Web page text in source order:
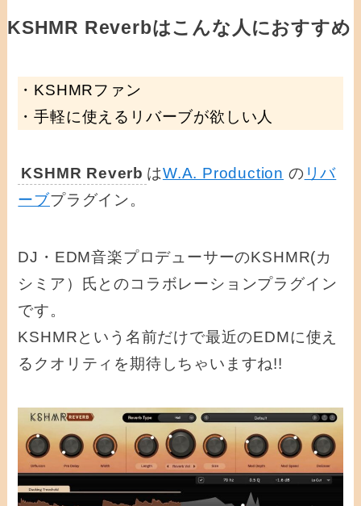
KSHMR Reverbはこんな人におすすめ
・KSHMRファン
・手軽に使えるリバーブが欲しい人
KSHMR Reverb はW.A. Production の リバ
ーブプラグイン。
DJ・EDM音楽プロデューサーのKSHMR(カ
シミア）氏とのコラボレーションプラグイン
です。
KSHMRという名前だけで最近のEDMに使え
るクオリティを期待しちゃいますね!!